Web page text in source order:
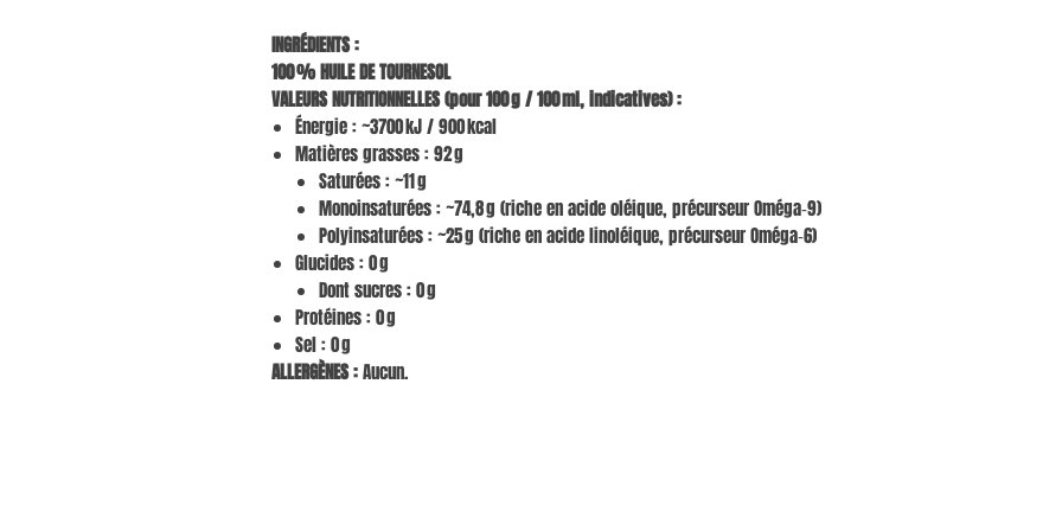
INGRÉDIENTS :
100 % HUILE DE TOURNESOL
VALEURS NUTRITIONNELLES (pour 100 g / 100 ml, indicatives) :
Énergie : ~3700 kJ / 900 kcal
Matières grasses : 92 g
Saturées : ~11 g
Monoinsaturées : ~74,8 g (riche en acide oléique, précurseur Oméga‑9)
Polyinsaturées : ~25 g (riche en acide linoléique, précurseur Oméga‑6)
Glucides : 0 g
Dont sucres : 0 g
Protéines : 0 g
Sel : 0 g
ALLERGÈNES :Aucun.